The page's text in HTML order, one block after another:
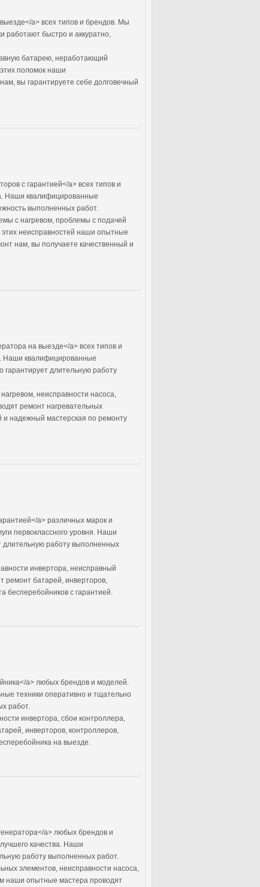
a> всех типов и брендов. Мы
быстро и аккуратно,
батарею, неработающий
поломок наши
вы гарантируете себе долговечный
с гарантией</a> всех типов и
Наши квалифицированные
выполненных работ.
с нагревом, проблемы с подачей
неисправностей наши опытные
нам, вы получаете качественный и
на выезде</a> всех типов и
Наши квалифицированные
гарантирует длительную работу
неисправности насоса,
ремонт нагревательных
и надежный мастерская по ремонту
a> различных марок и
первоклассного уровня. Наши
длительную работу выполненных
инвертора, неисправный
батарей, инверторов,
с гарантией.
a> любых брендов и моделей.
техники оперативно и тщательно
работ.
инвертора, сбои контроллера,
инверторов, контроллеров,
на выезде.
a> любых брендов и
качества. Наши
работу выполненных работ.
элементов, неисправности насоса,
наши опытные мастера проводят